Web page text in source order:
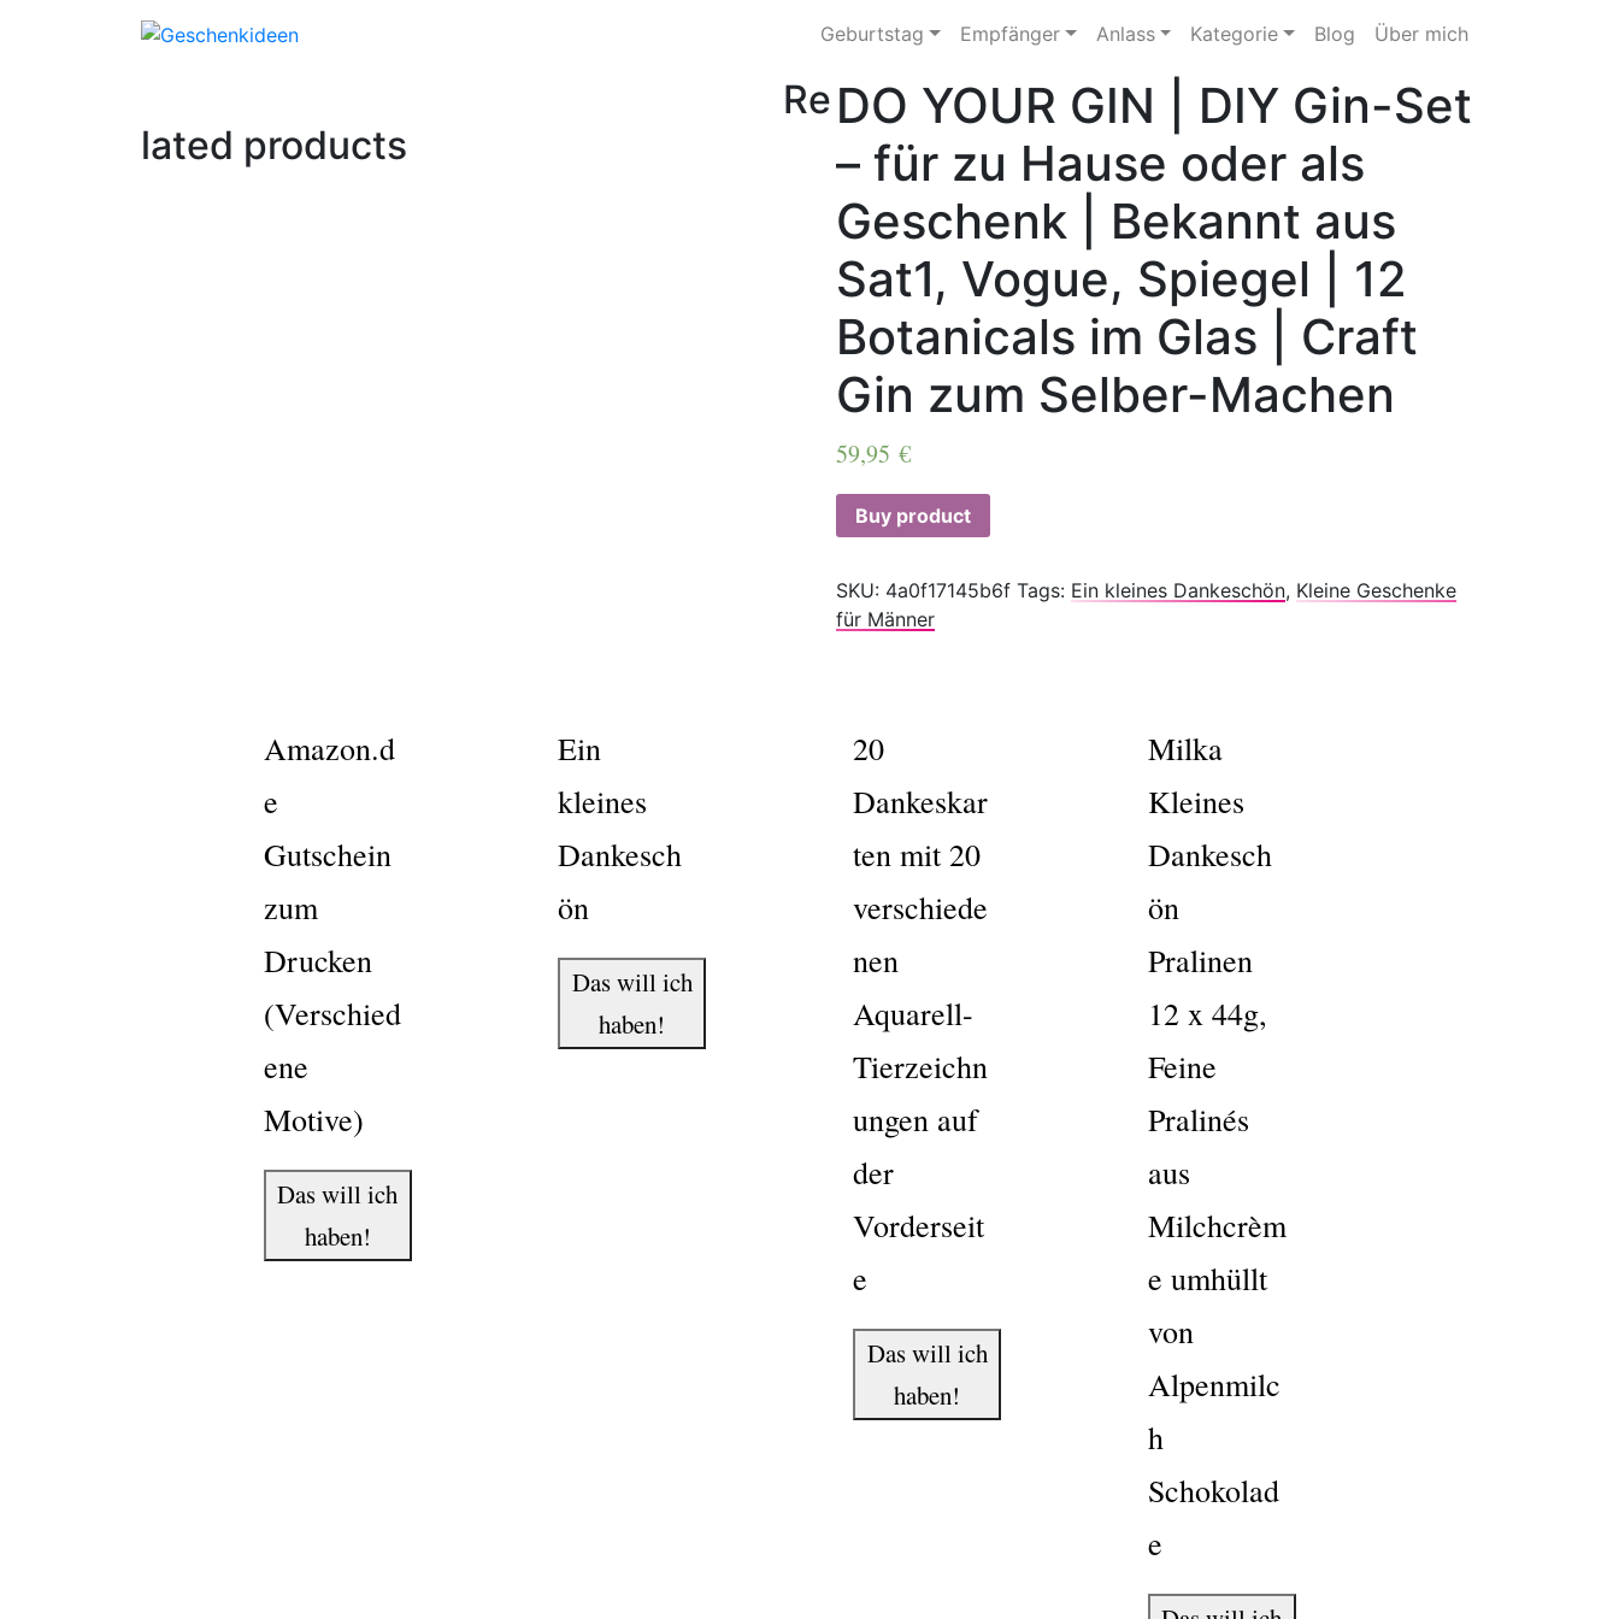
Geburtstag Empfänger Anlass Kategorie Blog Über mich
DO YOUR GIN | DIY Gin-Set
– für zu Hause oder als
Geschenk | Bekannt aus
Sat1, Vogue, Spiegel | 12
Botanicals im Glas | Craft
Gin zum Selber-Machen
59,95€
Buy product
SKU: 4a0f17145b6f Tags: Ein kleines Dankeschön, Kleine Geschenke
für Männer
Re
lated products
Amazon.d
e
Gutschein
zum
Drucken
(Verschied
ene
Motive)
Das will ich
haben!
Ein
kleines
Dankesch
ön
Das will ich
haben!
20
Dankeskar
ten mit 20
verschiede
nen
Aquarell-
Tierzeichn
ungen auf
der
Vorderseit
e
Das will ich
haben!
Milka
Kleines
Dankesch
ön
Pralinen
12 x 44g,
Feine
Pralinés
aus
Milchcrèm
e umhüllt
von
Alpenmilc
h
Schokolad
e